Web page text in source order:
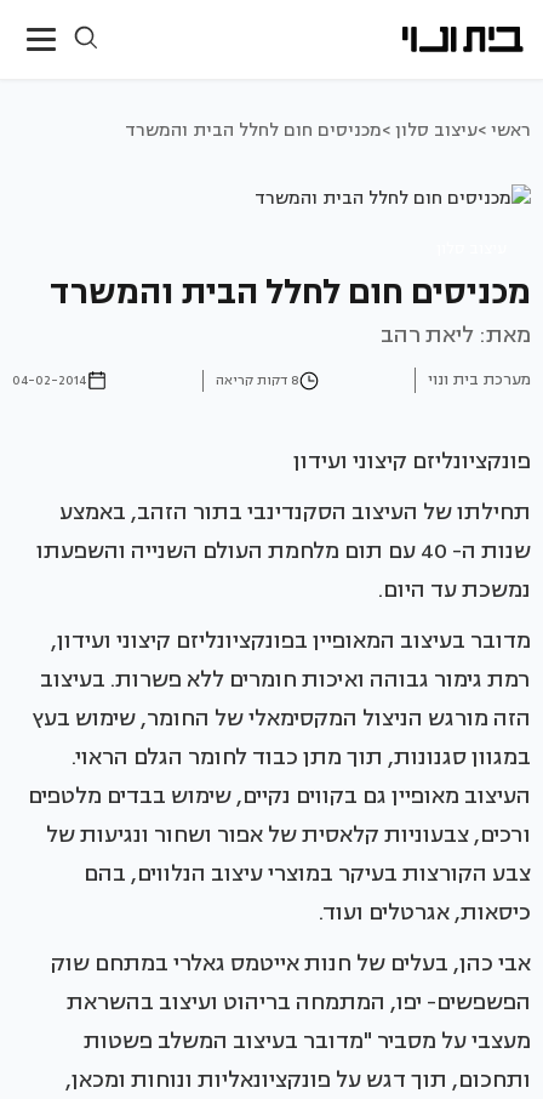
ראשי >עיצוב סלון >מכניסים חום לחלל הבית והמשרד
מכניסים חום לחלל הבית והמשרד
מאת: ליאת רהב
מערכת בית ונוי 8 דקות קריאה 04-02-2014
פונקציונליזם קיצוני ועידון
תחילתו של העיצוב הסקנדינבי בתור הזהב, באמצע
שנות ה- 40 עם תום מלחמת העולם השנייה והשפעתו
נמשכת עד היום.
מדובר בעיצוב המאופיין בפונקציונליזם קיצוני ועידון,
רמת גימור גבוהה ואיכות חומרים ללא פשרות. בעיצוב
הזה מורגש הניצול המקסימאלי של החומר, שימוש בעץ
במגוון סגנונות, תוך מתן כבוד לחומר הגלם הראוי.
העיצוב מאופיין גם בקווים נקיים, שימוש בבדים מלטפים
ורכים, צבעוניות קלאסית של אפור ושחור ונגיעות של
צבע הקורצות בעיקר במוצרי עיצוב הנלווים, בהם
כיסאות, אגרטלים ועוד.
אבי כהן, בעלים של חנות אייטמס גאלרי במתחם שוק
הפשפשים- יפו, המתמחה בריהוט ועיצוב בהשראת
מעצבי על מסביר "מדובר בעיצוב המשלב פשטות
ותחכום, תוך דגש על פונקציונאליות ונוחות ומכאן,